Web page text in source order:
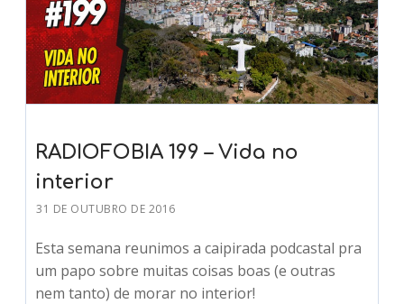
RADIOFOBIA 199 – Vida no
interior
31 DE OUTUBRO DE 2016
Esta semana reunimos a caipirada podcastal pra
um papo sobre muitas coisas boas (e outras
nem tanto) de morar no interior!